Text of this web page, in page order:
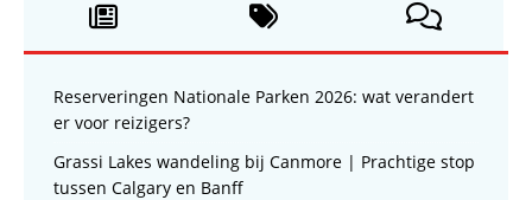
Reserveringen Nationale Parken 2026: wat verandert
er voor reizigers?
Grassi Lakes wandeling bij Canmore | Prachtige stop
tussen Calgary en Banff